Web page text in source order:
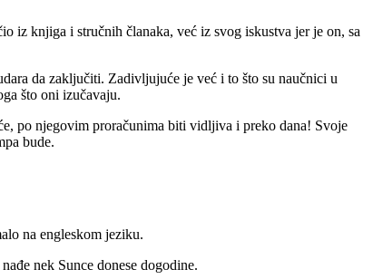
iz knjiga i stručnih članaka, već iz svog iskustva jer je on, sa
da zaključiti. Zadivljujuće je već i to što su naučnici u
što oni izučavaju.
po njegovim proračunima biti vidljiva i preko dana! Svoje
bude.
na engleskom jeziku.
nek Sunce donese dogodine.